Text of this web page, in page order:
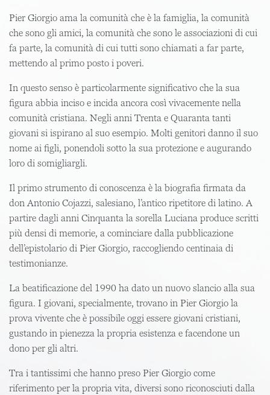
Pier Giorgio ama la comunità che è la famiglia, la comunità
che sono gli amici, la comunità che sono le associazioni di cui
fa parte, la comunità di cui tutti sono chiamati a far parte,
mettendo al primo posto i poveri.
In questo senso è particolarmente significativo che la sua
figura abbia inciso e incida ancora così vivacemente nella
comunità cristiana. Negli anni Trenta e Quaranta tanti
giovani si ispirano al suo esempio. Molti genitori danno il suo
nome ai figli, ponendoli sotto la sua protezione e augurando
loro di somigliargli.
Il primo strumento di conoscenza è la biografia firmata da
don Antonio Cojazzi, salesiano, l’antico ripetitore di latino. A
partire dagli anni Cinquanta la sorella Luciana produce scritti
più densi di memorie, a cominciare dalla pubblicazione
dell’epistolario di Pier Giorgio, raccogliendo centinaia di
testimonianze.
La beatificazione del 1990 ha dato un nuovo slancio alla sua
figura. I giovani, specialmente, trovano in Pier Giorgio la
prova vivente che è possibile oggi essere giovani cristiani,
gustando in pienezza la propria esistenza e facendone un
dono per gli altri.
Tra i tantissimi che hanno preso Pier Giorgio come
riferimento per la propria vita, diversi sono riconosciuti dalla